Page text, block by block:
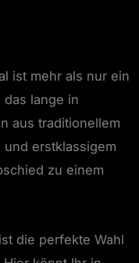
ist mehr als nur ein
lange in
aus traditionellem
erstklassigem
zu einem
die perfekte Wahl